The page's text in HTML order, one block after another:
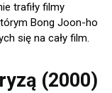
trafiły filmy
Bong Joon-ho
się na cały film.
(2000)